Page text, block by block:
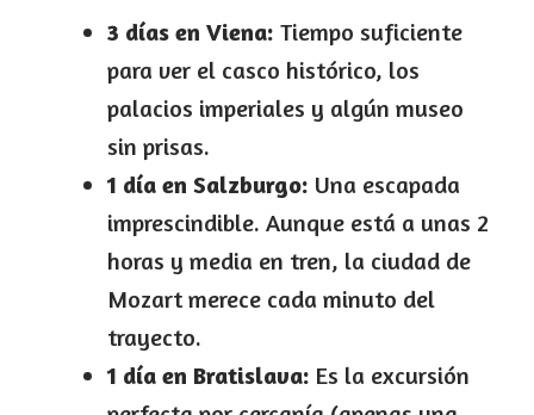
3 días en Viena: Tiempo suficiente
para ver el casco histórico, los
palacios imperiales y algún museo
sin prisas.
1 día en Salzburgo: Una escapada
imprescindible. Aunque está a unas 2
horas y media en tren, la ciudad de
Mozart merece cada minuto del
trayecto.
1 día en Bratislava: Es la excursión